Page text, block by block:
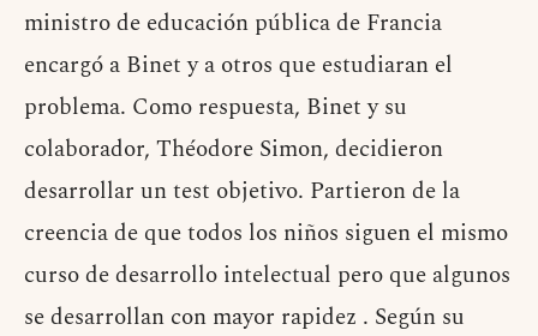
ministro de educación pública de Francia
encargó a Binet y a otros que estudiaran el
problema. Como respuesta, Binet y su
colaborador, Théodore Simon, decidieron
desarrollar un test objetivo. Partieron de la
creencia de que todos los niños siguen el mismo
curso de desarrollo intelectual pero que algunos
se desarrollan con mayor rapidez . Según su